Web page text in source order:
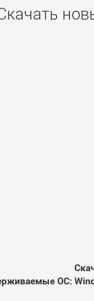
ОС: